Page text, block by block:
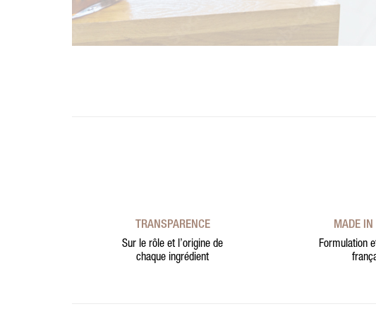
TRANSPARENCE
Sur le rôle et l’origine de
chaque ingrédient
MADE IN
Formulation